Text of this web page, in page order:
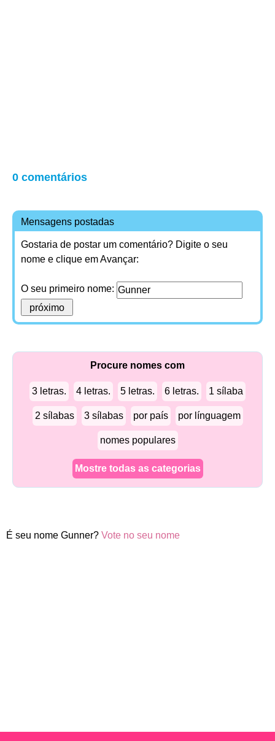
0 comentários
Mensagens postadas
Gostaria de postar um comentário? Digite o seu
nome e clique em Avançar:
O seu primeiro nome:
Procure nomes com
3 letras. 4 letras. 5 letras. 6 letras. 1 sílaba
2 sílabas 3 sílabas por país por línguagem
nomes populares
Mostre todas as categorias
É seu nome Gunner? Vote no seu nome